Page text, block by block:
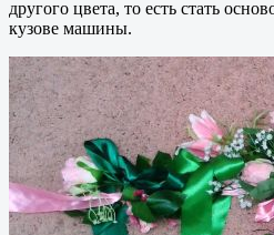
другого цвета, то есть стать
кузове машины.